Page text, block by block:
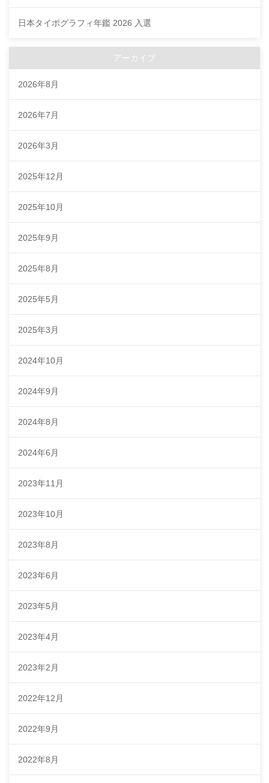
日本タイポグラフィ年鑑 2026 入選
アーカイブ
2026年8月
2026年7月
2026年3月
2025年12月
2025年10月
2025年9月
2025年8月
2025年5月
2025年3月
2024年10月
2024年9月
2024年8月
2024年6月
2023年11月
2023年10月
2023年8月
2023年6月
2023年5月
2023年4月
2023年2月
2022年12月
2022年9月
2022年8月